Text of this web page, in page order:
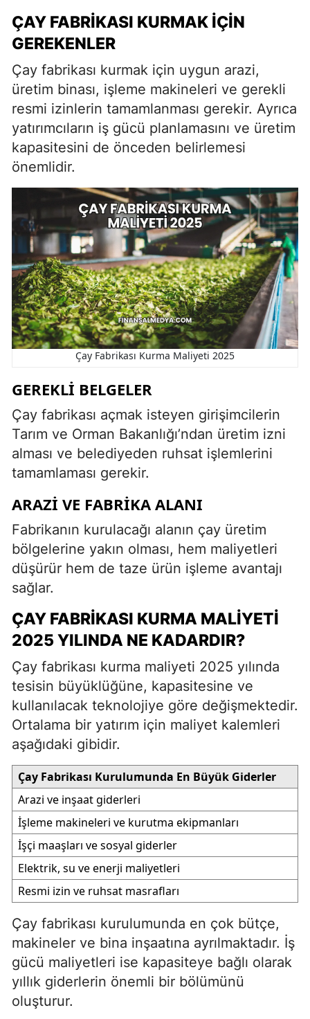
ÇAY FABRIKASI KURMAK İÇIN
GEREKENLER
Çay fabrikası kurmak için uygun arazi,
üretim binası, işleme makineleri ve gerekli
resmi izinlerin tamamlanması gerekir. Ayrıca
yatırımcıların iş gücü planlamasını ve üretim
kapasitesini de önceden belirlemesi
önemlidir.
Çay Fabrikası Kurma Maliyeti 2025
GEREKLI BELGELER
Çay fabrikası açmak isteyen girişimcilerin
Tarım ve Orman Bakanlığı’ndan üretim izni
alması ve belediyeden ruhsat işlemlerini
tamamlaması gerekir.
ARAZI VE FABRIKA ALANI
Fabrikanın kurulacağı alanın çay üretim
bölgelerine yakın olması, hem maliyetleri
düşürür hem de taze ürün işleme avantajı
sağlar.
ÇAY FABRIKASI KURMA MALIYETI
2025 YILINDA NE KADARDIR?
Çay fabrikası kurma maliyeti 2025 yılında
tesisin büyüklüğüne, kapasitesine ve
kullanılacak teknolojiye göre değişmektedir.
Ortalama bir yatırım için maliyet kalemleri
aşağıdaki gibidir.
Çay Fabrikası Kurulumunda En Büyük Giderler
Arazi ve inşaat giderleri
İşleme makineleri ve kurutma ekipmanları
İşçi maaşları ve sosyal giderler
Elektrik, su ve enerji maliyetleri
Resmi izin ve ruhsat masrafları
Çay fabrikası kurulumunda en çok bütçe,
makineler ve bina inşaatına ayrılmaktadır. İş
gücü maliyetleri ise kapasiteye bağlı olarak
yıllık giderlerin önemli bir bölümünü
oluşturur.